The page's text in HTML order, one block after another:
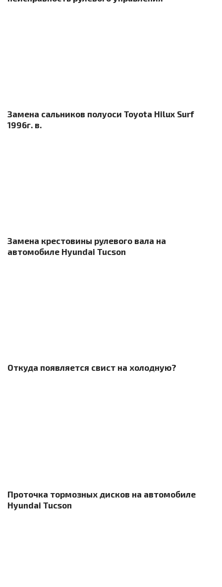
Замена сальников полуоси Toyota Hilux Surf
1996г. в.
Замена крестовины рулевого вала на
автомобиле Hyundai Tucson
Откуда появляется свист на холодную?
Проточка тормозных дисков на автомобиле
Hyundai Tucson